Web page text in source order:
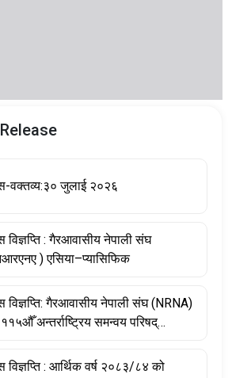
वक्तव्य:३० जुलाई २०२६
संघ
) एसिया–प्यासिफिक
विज्ञप्ति: गैरआवासीय नेपाली संघ (NRNA)
अन्तर्राष्ट्रिय समन्वय परिषद्
विज्ञप्ति : आर्थिक वर्ष २०८३/८४ को